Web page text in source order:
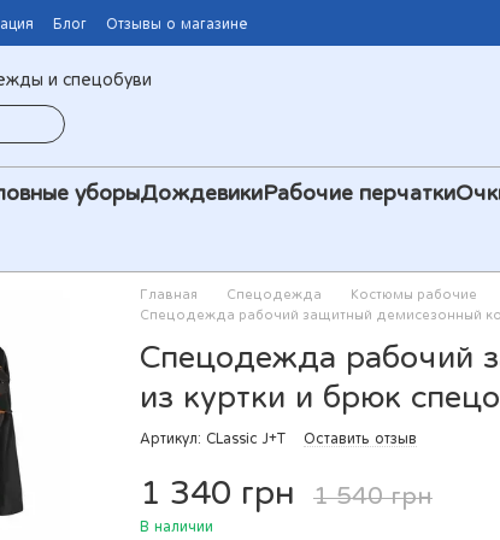
Блог Отзывы о магазине
и спецобуви
уборыДождевикиРабочие перчатки
Главная Спецодежда Костюмы рабочие
Спецодежда рабочий защитный демисезонный
Спецодежда рабочий
из куртки и брюк
Артикул: CLassic J+T Оставить отзыв
1 340 грн 1 540 грн
В наличии